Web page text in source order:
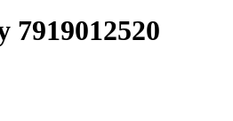
7919012520